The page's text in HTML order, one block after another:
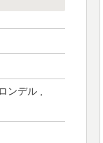
ンデル ,